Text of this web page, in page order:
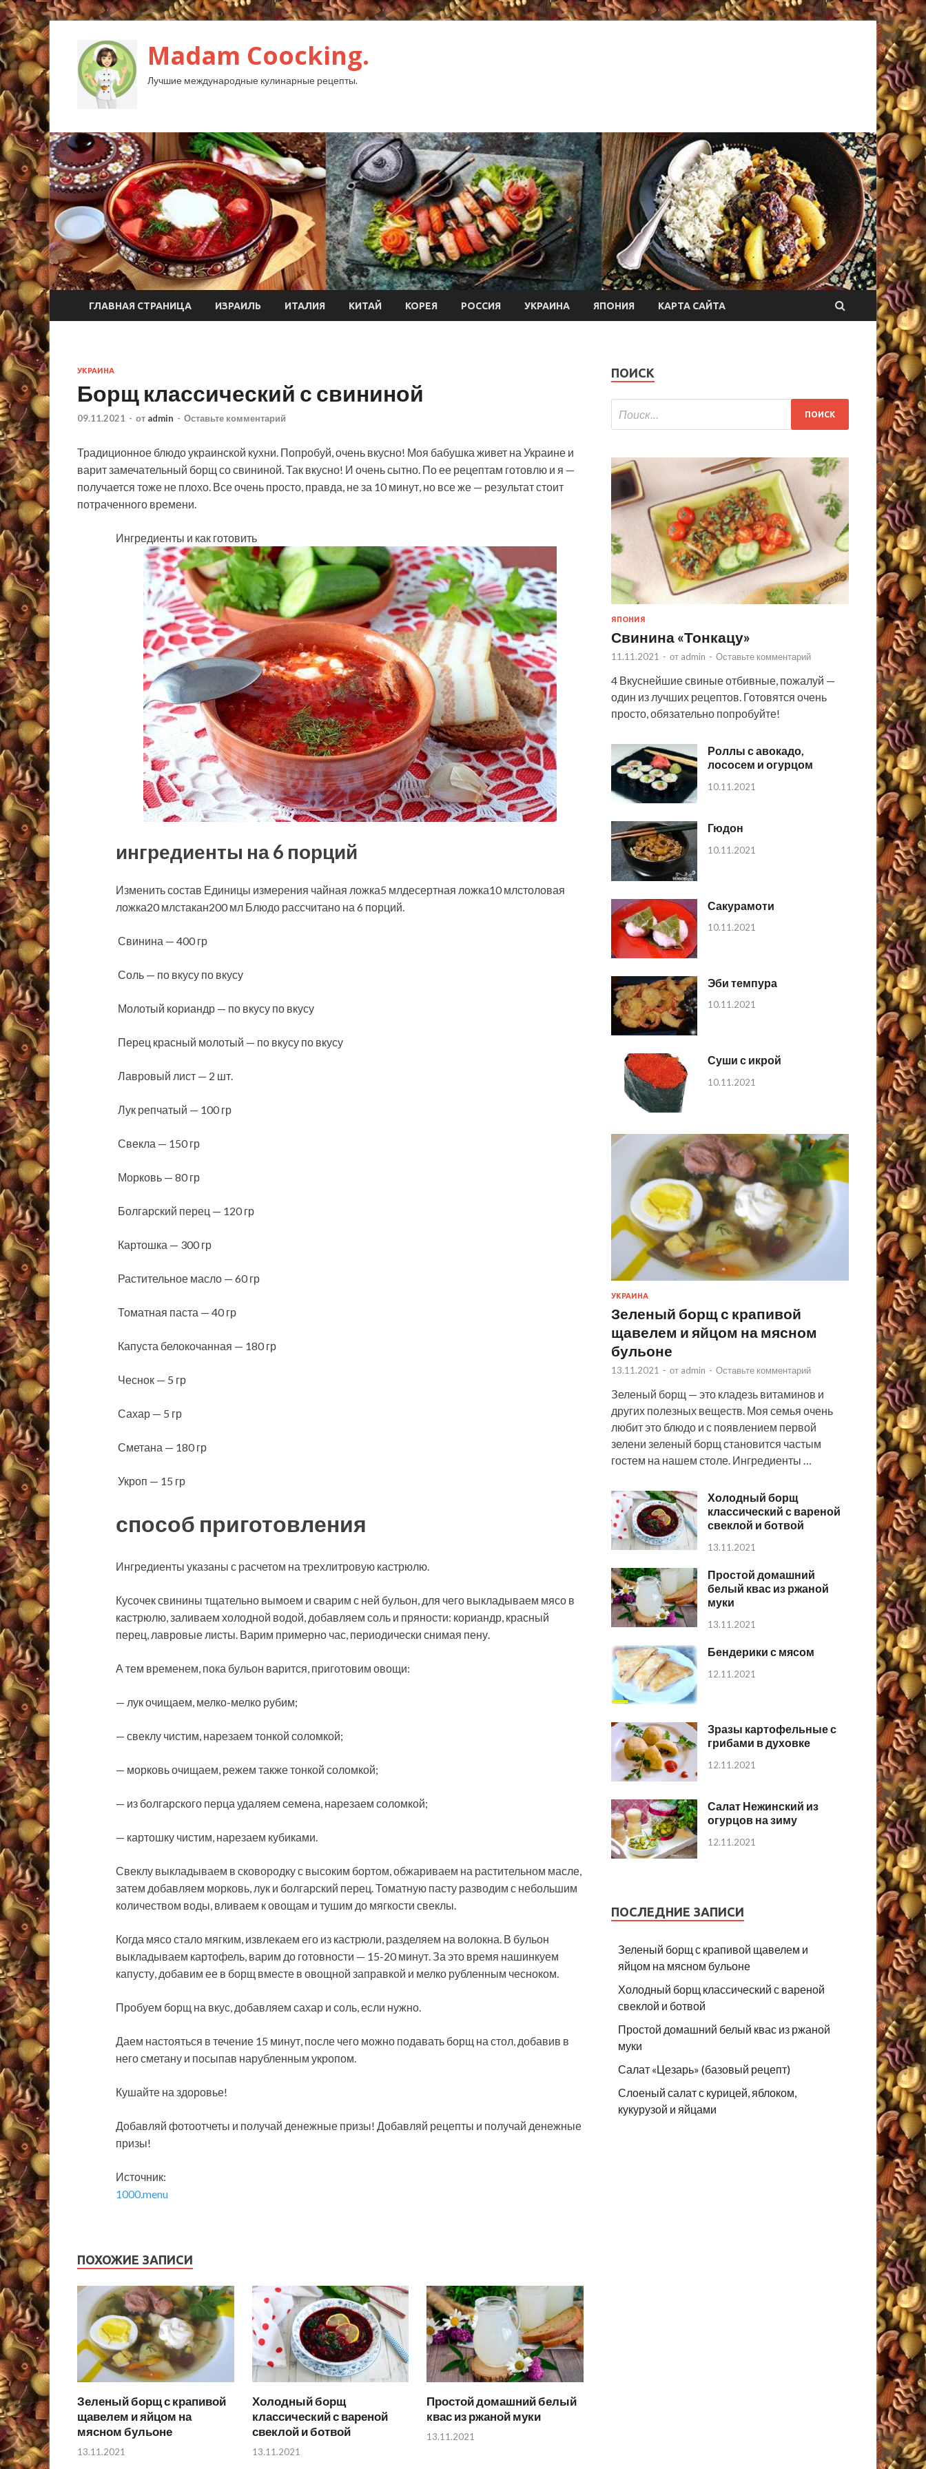
Madam Coocking.
Лучшие международные кулинарные рецепты.
ГЛАВНАЯ СТРАНИЦА ИЗРАИЛЬ ИТАЛИЯ КИТАЙ КОРЕЯ РОССИЯ УКРАИНА ЯПОНИЯ КАРТА САЙТА
УКРАИНА
Борщ классический с свининой
09.11.2021 - от admin - Оставьте комментарий
Традиционное блюдо украинской кухни. Попробуй, очень вкусно! Моя бабушка живет на Украине и
варит замечательный борщ со свининой. Так вкусно! И очень сытно. По ее рецептам готовлю и я —
получается тоже не плохо. Все очень просто, правда, не за 10 минут, но все же — результат стоит
потраченного времени.
Ингредиенты и как готовить
ингредиенты на 6 порций
Изменить состав Единицы измерения чайная ложка5 млдесертная ложка10 млстоловая
ложка20 млстакан200 мл Блюдо рассчитано на 6 порций.
Свинина — 400 гр
Соль — по вкусу по вкусу
Молотый кориандр — по вкусу по вкусу
Перец красный молотый — по вкусу по вкусу
Лавровый лист — 2 шт.
Лук репчатый — 100 гр
Свекла — 150 гр
Морковь — 80 гр
Болгарский перец — 120 гр
Картошка — 300 гр
Растительное масло — 60 гр
Томатная паста — 40 гр
Капуста белокочанная — 180 гр
Чеснок — 5 гр
Сахар — 5 гр
Сметана — 180 гр
Укроп — 15 гр
способ приготовления
Ингредиенты указаны с расчетом на трехлитровую кастрюлю.
Кусочек свинины тщательно вымоем и сварим с ней бульон, для чего выкладываем мясо в
кастрюлю, заливаем холодной водой, добавляем соль и пряности: кориандр, красный
перец, лавровые листы. Варим примерно час, периодически снимая пену.
А тем временем, пока бульон варится, приготовим овощи:
— лук очищаем, мелко-мелко рубим;
— свеклу чистим, нарезаем тонкой соломкой;
— морковь очищаем, режем также тонкой соломкой;
— из болгарского перца удаляем семена, нарезаем соломкой;
— картошку чистим, нарезаем кубиками.
Свеклу выкладываем в сковородку с высоким бортом, обжариваем на растительном масле,
затем добавляем морковь, лук и болгарский перец. Томатную пасту разводим с небольшим
количеством воды, вливаем к овощам и тушим до мягкости свеклы.
Когда мясо стало мягким, извлекаем его из кастрюли, разделяем на волокна. В бульон
выкладываем картофель, варим до готовности — 15-20 минут. За это время нашинкуем
капусту, добавим ее в борщ вместе в овощной заправкой и мелко рубленным чесноком.
Пробуем борщ на вкус, добавляем сахар и соль, если нужно.
Даем настояться в течение 15 минут, после чего можно подавать борщ на стол, добавив в
него сметану и посыпав нарубленным укропом.
Кушайте на здоровье!
Добавляй фотоотчеты и получай денежные призы! Добавляй рецепты и получай денежные
призы!
Источник:
1000.menu
ПОХОЖИЕ ЗАПИСИ
Зеленый борщ с крапивой
щавелем и яйцом на
мясном бульоне
13.11.2021
Холодный борщ
классический с вареной
свеклой и ботвой
13.11.2021
Простой домашний белый
квас из ржаной муки
13.11.2021
ПОИСК
ЯПОНИЯ
Свинина «Тонкацу»
11.11.2021 - от admin - Оставьте комментарий
4 Вкуснейшие свиные отбивные, пожалуй —
один из лучших рецептов. Готовятся очень
просто, обязательно попробуйте!
Роллы с авокадо,
лососем и огурцом
10.11.2021
Гюдон
10.11.2021
Сакурамоти
10.11.2021
Эби темпура
10.11.2021
Суши с икрой
10.11.2021
УКРАИНА
Зеленый борщ с крапивой
щавелем и яйцом на мясном
бульоне
13.11.2021 - от admin - Оставьте комментарий
Зеленый борщ — это кладезь витаминов и
других полезных веществ. Моя семья очень
любит это блюдо и с появлением первой
зелени зеленый борщ становится частым
гостем на нашем столе. Ингредиенты …
Холодный борщ
классический с вареной
свеклой и ботвой
13.11.2021
Простой домашний
белый квас из ржаной
муки
13.11.2021
Бендерики с мясом
12.11.2021
Зразы картофельные с
грибами в духовке
12.11.2021
Салат Нежинский из
огурцов на зиму
12.11.2021
ПОСЛЕДНИЕ ЗАПИСИ
Зеленый борщ с крапивой щавелем и
яйцом на мясном бульоне
Холодный борщ классический с вареной
свеклой и ботвой
Простой домашний белый квас из ржаной
муки
Салат «Цезарь» (базовый рецепт)
Слоеный салат с курицей, яблоком,
кукурузой и яйцами